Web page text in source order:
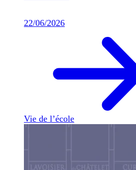
22/06/2026
Vie de l’école